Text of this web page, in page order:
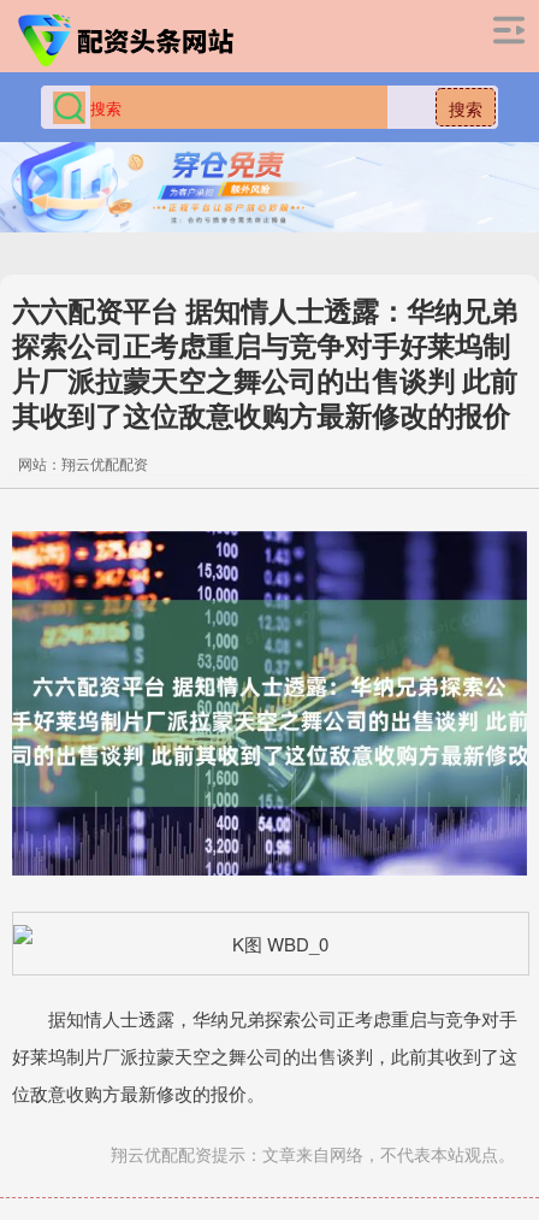
搜索
六六配资平台 据知情人士透露：华纳兄弟
探索公司正考虑重启与竞争对手好莱坞制
片厂派拉蒙天空之舞公司的出售谈判 此前
其收到了这位敌意收购方最新修改的报价
网站：翔云优配配资
据知情人士透露，华纳兄弟探索公司正考虑重启与竞争对手
好莱坞制片厂派拉蒙天空之舞公司的出售谈判，此前其收到了这
位敌意收购方最新修改的报价。
翔云优配配资提示：文章来自网络，不代表本站观点。